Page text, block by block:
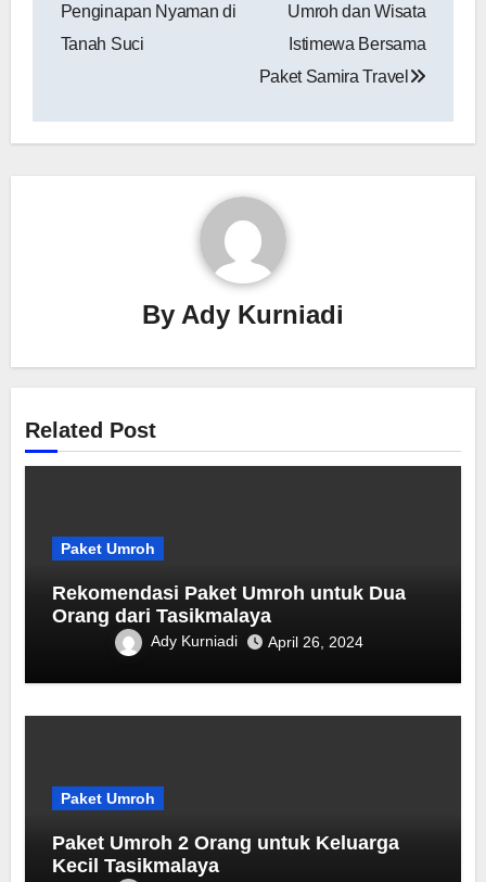
Penginapan Nyaman di
Tanah Suci
Umroh dan Wisata
Istimewa Bersama
Paket Samira Travel
By Ady Kurniadi
Related Post
Paket Umroh
Rekomendasi Paket Umroh untuk Dua
Orang dari Tasikmalaya
Ady Kurniadi April 26, 2024
Paket Umroh
Paket Umroh 2 Orang untuk Keluarga
Kecil Tasikmalaya